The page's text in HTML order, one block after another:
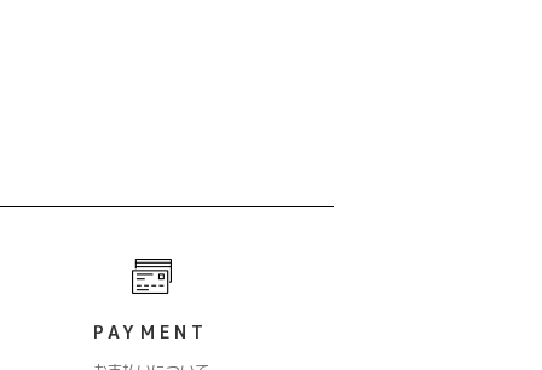
PAYMENT